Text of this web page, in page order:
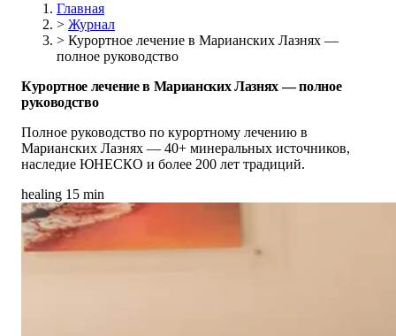
Главная
> Журнал
> Курортное лечение в Марианских Лазнях —
полное руководство
Курортное лечение в Марианских Лазнях — полное
руководство
Полное руководство по курортному лечению в
Марианских Лазнях — 40+ минеральных источников,
наследие ЮНЕСКО и более 200 лет традиций.
healing 15 min